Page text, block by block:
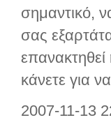
σημαντικό,
σας
κάνετε για
2007-11-13